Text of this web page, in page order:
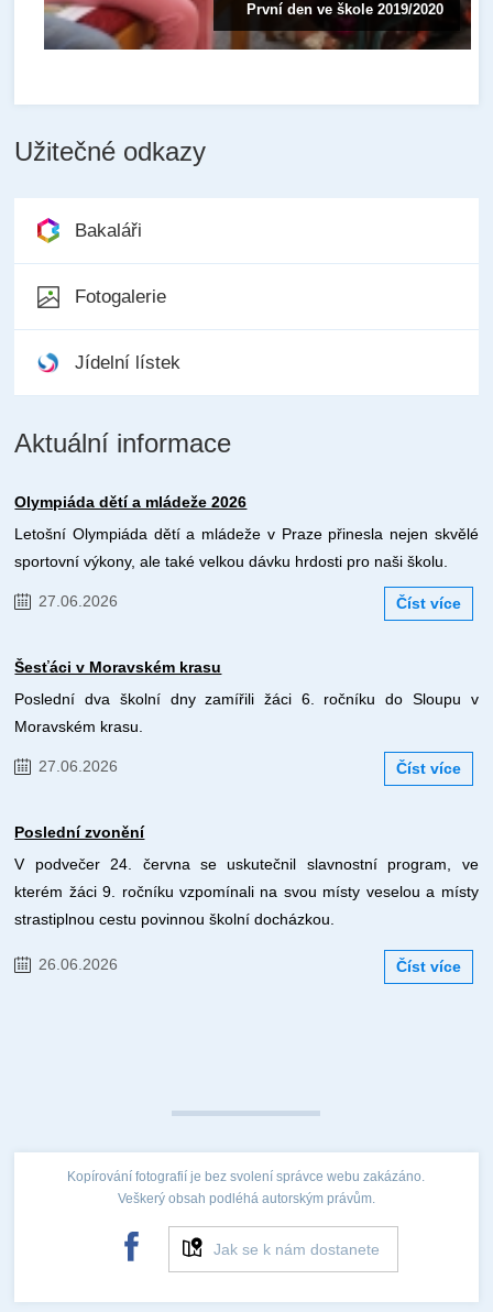
První den ve škole 2019/2020
Užitečné odkazy
Bakaláři
Fotogalerie
Jídelní lístek
Aktuální informace
Olympiáda dětí a mládeže 2026
Letošní Olympiáda dětí a mládeže v Praze přinesla nejen skvělé
sportovní výkony, ale také velkou dávku hrdosti pro naši školu.
27.06.2026 Číst více
Šesťáci v Moravském krasu
Poslední dva školní dny zamířili žáci 6. ročníku do Sloupu v
Moravském krasu.
27.06.2026 Číst více
Poslední zvonění
V podvečer 24. června se uskutečnil slavnostní program, ve
kterém žáci 9. ročníku vzpomínali na svou místy veselou a místy
strastiplnou cestu povinnou školní docházkou.
26.06.2026 Číst více
Kopírování fotografií je bez svolení správce webu zakázáno.
Veškerý obsah podléhá autorským právům.
Jak se k nám dostanete